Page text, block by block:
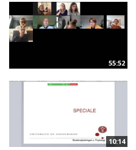
55:52
10:14